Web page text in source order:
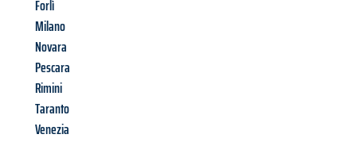
Forlì
Milano
Novara
Pescara
Rimini
Taranto
Venezia